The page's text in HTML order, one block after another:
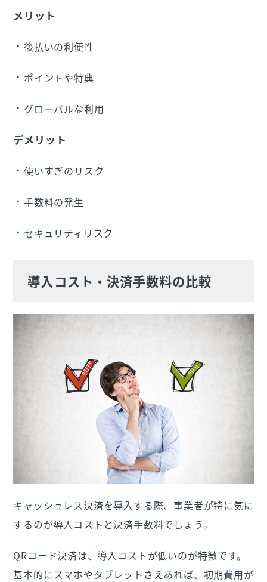
メリット
後払いの利便性
ポイントや特典
グローバルな利用
デメリット
使いすぎのリスク
手数料の発生
セキュリティリスク
導入コスト・決済手数料の比較
キャッシュレス決済を導入する際、事業者が特に気に
するのが導入コストと決済手数料でしょう。
QRコード決済は、導入コストが低いのが特徴です。
基本的にスマホやタブレットさえあれば、初期費用が